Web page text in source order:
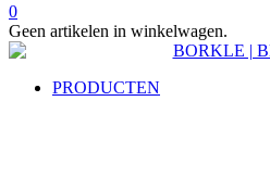
0
Geen artikelen in winkelwagen.
PRODUCTEN